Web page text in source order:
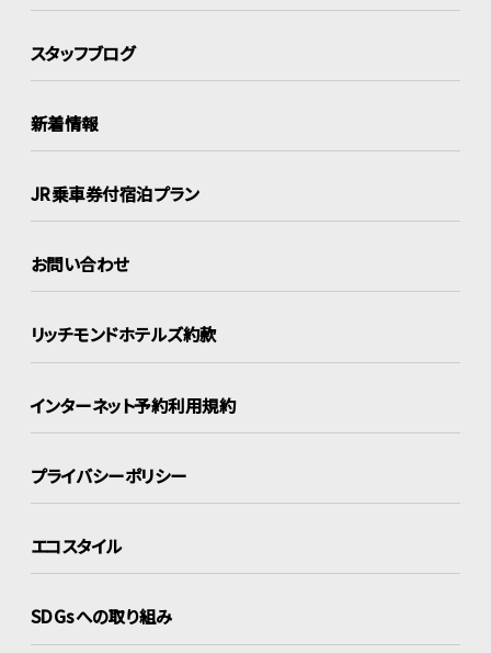
スタッフブログ
新着情報
JR乗車券付宿泊プラン
お問い合わせ
リッチモンドホテルズ約款
インターネット予約利用規約
プライバシーポリシー
エコスタイル
SDGsへの取り組み